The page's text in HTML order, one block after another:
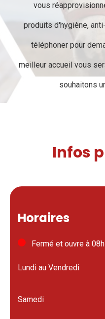
vous
produits d'hygiène,
téléphoner pour
meilleur accueil vous
souhaitons
Infos
Horaires
Fermé et ouvre à
Lundi au Vendredi
Samedi